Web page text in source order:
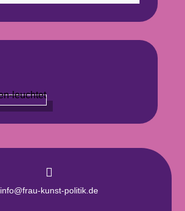

info@frau-kunst-politik.de